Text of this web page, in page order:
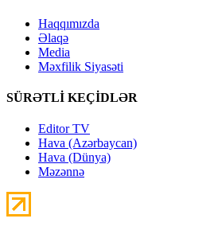
Haqqımızda
Əlaqə
Media
Məxfilik Siyasəti
SÜRƏTLİ KEÇİDLƏR
Editor TV
Hava (Azərbaycan)
Hava (Dünya)
Məzənnə